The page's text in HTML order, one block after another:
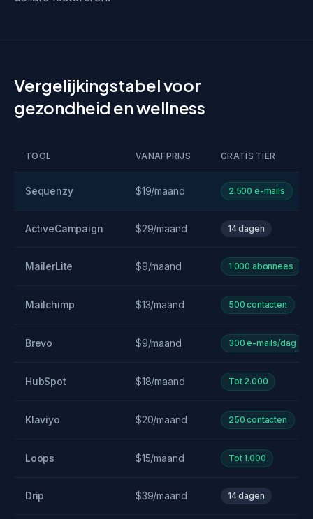
Vergelijkingstabel voor
gezondheid en wellness
TOOL VANAFPRIJS GRATIS TIER
Sequenzy $19/maand 2.500 e-mails
ActiveCampaign $29/maand 14 dagen
MailerLite $9/maand 1.000 abonnees
Mailchimp $13/maand 500 contacten
Brevo $9/maand 300 e-mails/dag
HubSpot $18/maand Tot 2.000
Klaviyo $20/maand 250 contacten
Loops $15/maand Tot 1.000
Drip $39/maand 14 dagen